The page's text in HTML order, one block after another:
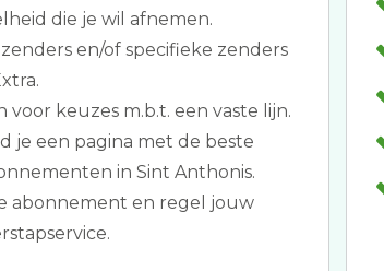
die je wil afnemen.
en/of specifieke zenders
keuzes m.b.t. een vaste lijn.
je een pagina met de beste
in Sint Anthonis.
abonnement en regel jouw